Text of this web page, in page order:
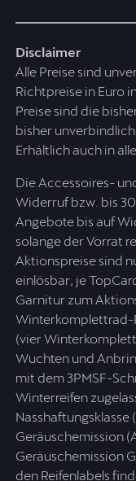
Disclaimer
Alle Preise sind
Richtpreise in Euro
Preise sind die
bisher
Erhältlich auch in
Die Accessoires-
Widerruf bzw. bis
Angebote bis auf
solange der Vorrat
Aktionspreise sind
einlösbar, je
Garnitur zum
Winterkomplettrad-
(vier
Wuchten und
mit dem 3PMSF-
Winterreifen
Nasshaftungsklasse
Geräuschemission
Geräuschemission
den Reifenlabels